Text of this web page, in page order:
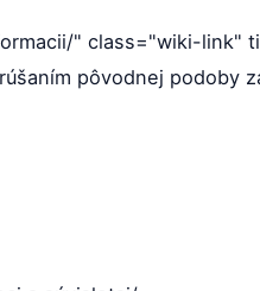
" class="wiki-link"
pôvodnej podoby